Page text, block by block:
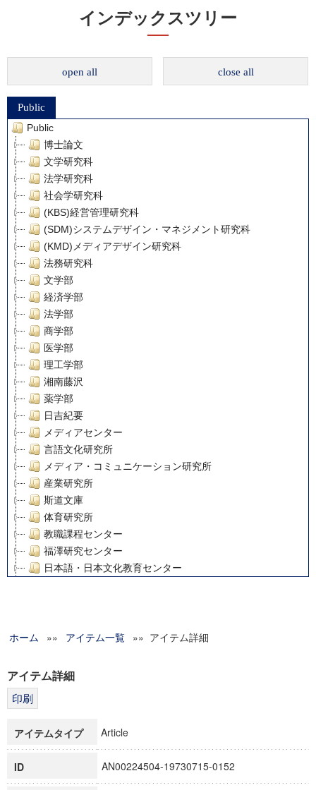
インデックスツリー
open all close all
Public
Public
博士論文
文学研究科
法学研究科
社会学研究科
(KBS)経営管理研究科
(SDM)システムデザイン・マネジメント研究科
(KMD)メディアデザイン研究科
法務研究科
文学部
経済学部
法学部
商学部
医学部
理工学部
湘南藤沢
薬学部
日吉紀要
メディアセンター
言語文化研究所
メディア・コミュニケーション研究所
産業研究所
斯道文庫
体育研究所
教職課程センター
福澤研究センター
日本語・日本文化教育センター
グローバルリサーチインスティテュート
科学研究費補助金研究成果報告書
博士課程教育リーディングプログラム「超成熟社会発展のサ
ホーム »» アイテム一覧 »» アイテム詳細
アイテム詳細
アイテムタイプ Article
ID AN00224504-19730715-0152